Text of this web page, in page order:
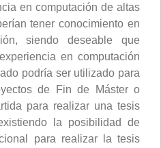
en computación de altas
tener conocimiento en
siendo deseable que
en computación
podría ser utilizado para
de Fin de Máster o
para realizar una tesis
la posibilidad de
para realizar la tesis